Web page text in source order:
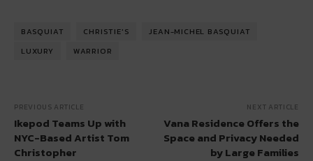
BASQUIAT CHRISTIE'S
JEAN-MICHEL BASQUIAT
LUXURY
WARRIOR
PREVIOUS ARTICLE
Ikepod Teams Up with
NYC-Based Artist Tom
Christopher
NEXT ARTICLE
Vana Residence Offers the
Space and Privacy Needed
by Large Families